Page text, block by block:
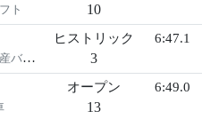
ト 10
ット
ヒストリック
3
6:47.1
オープン
13
6:49.0